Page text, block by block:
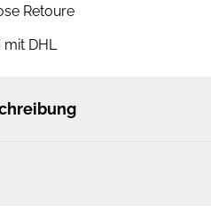
Retoure
mit DHL